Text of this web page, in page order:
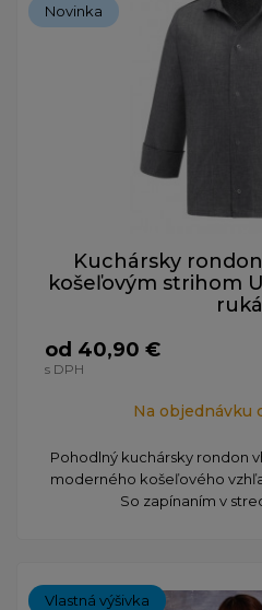
Novinka
Kuchársky
košeľovým strihom
od 40,90 €
s DPH
Na objednávku
Pohodlný kuchársky rondon
moderného košeľového
So zapínaním v
Vlastná výšivka